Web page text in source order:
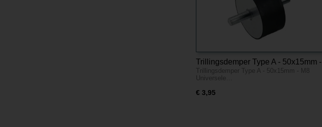
Trillingsdemper Type A - 50x15mm -
M8
Trillingsdemper Type A - 50x15mm - M8
Universele…
€ 3,95